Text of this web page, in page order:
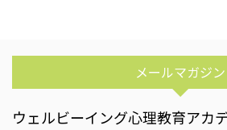
メールマガジン
ウェルビーイング心理教育アカ